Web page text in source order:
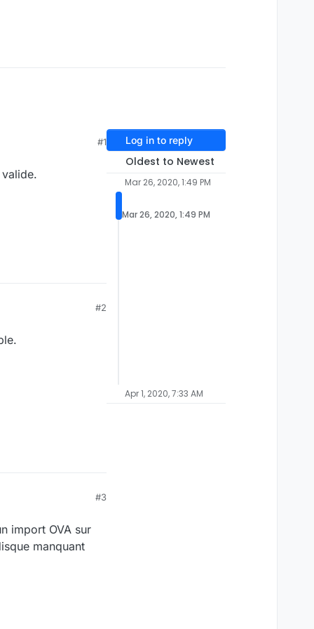
#1
#2
#3
import OVA sur
manquant
Log in to reply
Oldest to Newest
Mar 26, 2020, 1:49 PM
Mar 26, 2020, 1:49 PM
Apr 1, 2020, 7:33 AM